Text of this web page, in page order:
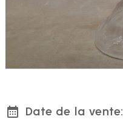
Date de la vente: